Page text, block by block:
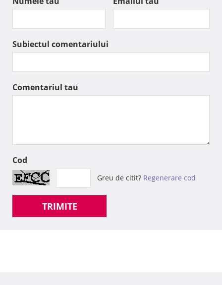
Subiectul comentariului
Comentariul tau
Cod
Greu de citit? Regenerare cod
TRIMITE